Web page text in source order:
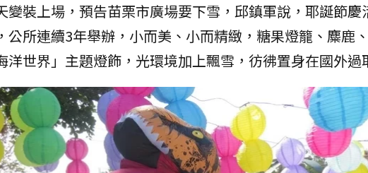
變裝上場，預告苗栗市廣場要下雪，邱鎮軍說，耶誕節慶
公所連續3年舉辦，小而美、小而精緻，糖果燈籠、麋鹿
洋世界」主題燈飾，光環境加上飄雪，彷彿置身在國外過